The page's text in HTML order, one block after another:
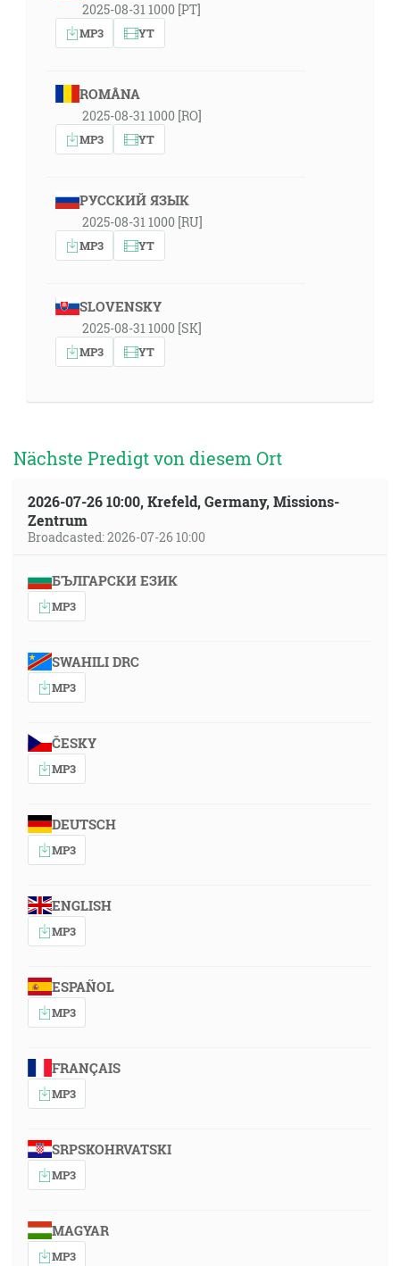
2025-08-31 1000 [PT]
MP3 YT
ROMÂNA
2025-08-31 1000 [RO]
MP3 YT
РУССКИЙ ЯЗЫК
2025-08-31 1000 [RU]
MP3 YT
SLOVENSKY
2025-08-31 1000 [SK]
MP3 YT
Nächste Predigt von diesem Ort
2026-07-26 10:00, Krefeld, Germany, Missions-
Zentrum
Broadcasted: 2026-07-26 10:00
БЪЛГАРСКИ ЕЗИК
MP3
SWAHILI DRC
MP3
ČESKY
MP3
DEUTSCH
MP3
ENGLISH
MP3
ESPAÑOL
MP3
FRANÇAIS
MP3
SRPSKOHRVATSKI
MP3
MAGYAR
MP3